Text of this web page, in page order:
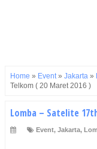
Home » Event» Jakarta »
Telkom ( 20 Maret 2016 )
Lomba – Satelite
Event, Jakarta,